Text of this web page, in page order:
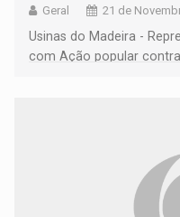
Geral 21 de
Usinas do Madeira -
com Ação popular